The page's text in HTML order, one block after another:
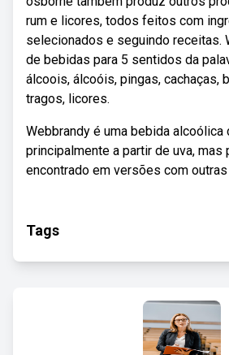
rum e licores, todos feitos com
selecionados e seguindo receitas.
de bebidas para 5 sentidos da
álcoois, álcoóis, pingas, cachaças,
tragos, licores.
Webbrandy é uma bebida
principalmente a partir de uva, mas
encontrado em versões com
Tags